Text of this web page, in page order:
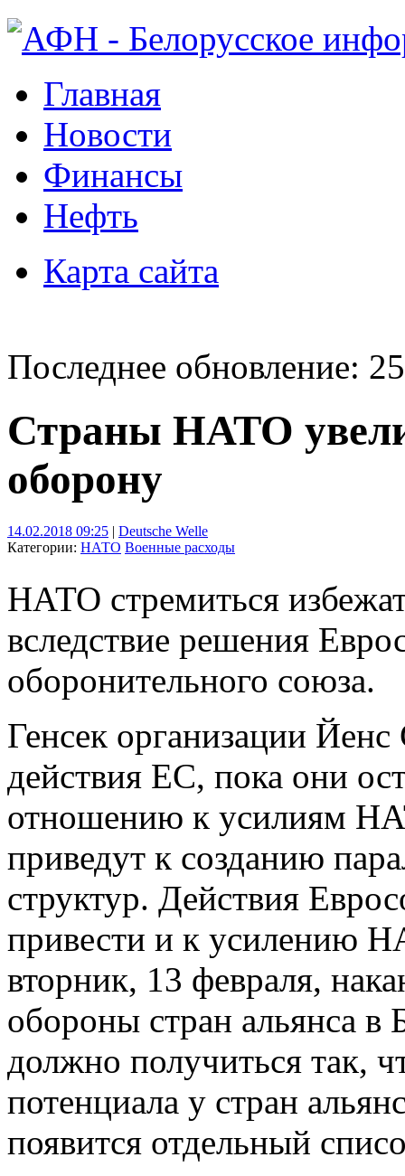
Главная
Новости
Финансы
Нефть
Карта сайта
Последнее обновление:
Страны НАТО
оборону
14.02.2018 09:25 | Deutsche Welle
Категории: НАТО Военные расходы
НАТО стремиться
вследствие решения
оборонительного союза.
Генсек организации Йенс
действия ЕС, пока они
отношению к усилиям
приведут к созданию
структур. Действия
привести и к усилению
вторник, 13 февраля,
обороны стран альянса в
должно получиться так,
потенциала у стран
появится отдельный